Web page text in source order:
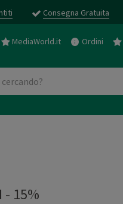
Consegna Gratuita
MediaWorld.it Ordini
- 15%